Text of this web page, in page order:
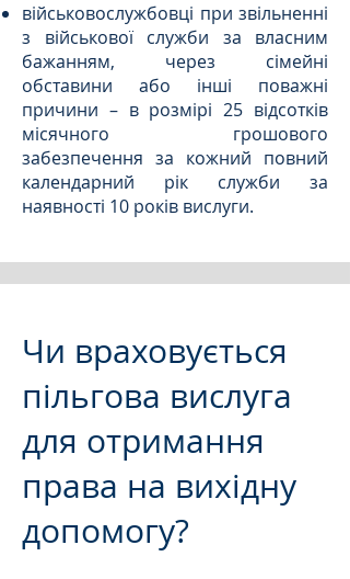
військовослужбовці при звільненні
з військової служби за власним
бажанням, через сімейні
обставини або інші поважні
причини – в розмірі 25 відсотків
місячного грошового
забезпечення за кожний повний
календарний рік служби за
наявності 10 років вислуги.
Чи враховується
пільгова вислуга
для отримання
права на вихідну
допомогу?